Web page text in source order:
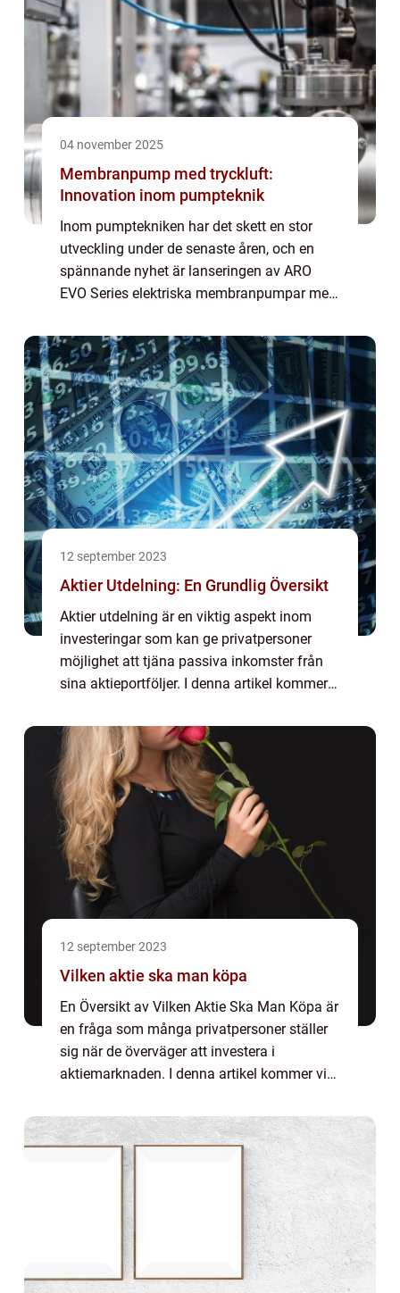
04 november 2025
Membranpump med tryckluft:
Innovation inom pumpteknik
Inom pumptekniken har det skett en stor
utveckling under de senaste åren, och en
spännande nyhet är lanseringen av ARO
EVO Series elektriska membranpumpar med
kombinerar fördelarna med branschled...
12 september 2023
Aktier Utdelning: En Grundlig Översikt
Aktier utdelning är en viktig aspekt inom
investeringar som kan ge privatpersoner
möjlighet att tjäna passiva inkomster från
sina aktieportföljer. I denna artikel kommer
för detta ämne. Vi kommer att ge en...
12 september 2023
Vilken aktie ska man köpa
En Översikt av Vilken Aktie Ska Man Köpa är
en fråga som många privatpersoner ställer
sig när de överväger att investera i
aktiemarknaden. I denna artikel kommer vi
innebär och utforska olika aspekter av att
v...